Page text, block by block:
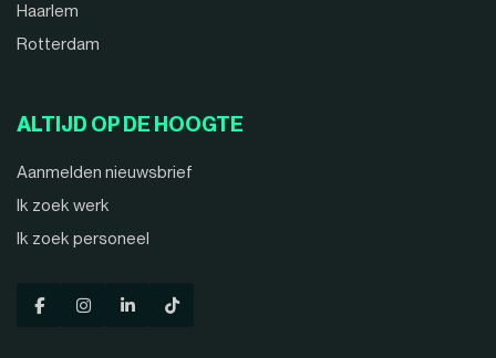
Haarlem
Rotterdam
ALTIJD OP DE HOOGTE
Aanmelden nieuwsbrief
Ik zoek werk
Ik zoek personeel